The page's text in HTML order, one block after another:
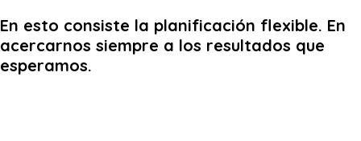
En esto consiste la planificación flexible. En
acercarnos siempre a los resultados que
esperamos.